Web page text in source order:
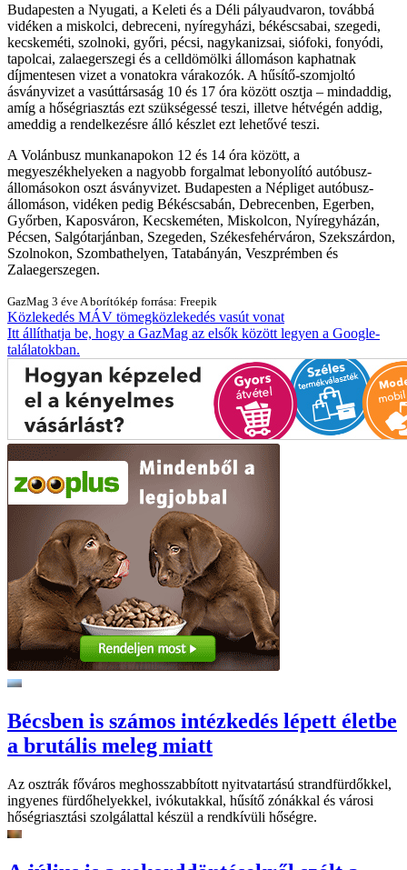
Budapesten a Nyugati, a Keleti és a Déli pályaudvaron, továbbá
vidéken a miskolci, debreceni, nyíregyházi, békéscsabai, szegedi,
kecskeméti, szolnoki, győri, pécsi, nagykanizsai, siófoki, fonyódi,
tapolcai, zalaegerszegi és a celldömölki állomáson kaphatnak
díjmentesen vizet a vonatokra várakozók. A hűsítő-szomjoltó
ásványvizet a vasúttársaság 10 és 17 óra között osztja – mindaddig,
amíg a hőségriasztás ezt szükségessé teszi, illetve hétvégén addig,
ameddig a rendelkezésre álló készlet ezt lehetővé teszi.
A Volánbusz munkanapokon 12 és 14 óra között, a
megyeszékhelyeken a nagyobb forgalmat lebonyolító autóbusz-
állomásokon oszt ásványvizet. Budapesten a Népliget autóbusz-
állomáson, vidéken pedig Békéscsabán, Debrecenben, Egerben,
Győrben, Kaposváron, Kecskeméten, Miskolcon, Nyíregyházán,
Pécsen, Salgótarjánban, Szegeden, Székesfehérváron, Szekszárdon,
Szolnokon, Szombathelyen, Tatabányán, Veszprémben és
Zalaegerszegen.
GazMag 3 éve A borítókép forrása: Freepik
Közlekedés MÁV tömegközlekedés vasút vonat
Itt állíthatja be, hogy a GazMag az elsők között legyen a Google-
találatokban.
Bécsben is számos intézkedés lépett életbe
a brutális meleg miatt
Az osztrák főváros meghosszabbított nyitvatartású strandfürdőkkel,
ingyenes fürdőhelyekkel, ivókutakkal, hűsítő zónákkal és városi
hőségriasztási szolgálattal készül a rendkívüli hőségre.